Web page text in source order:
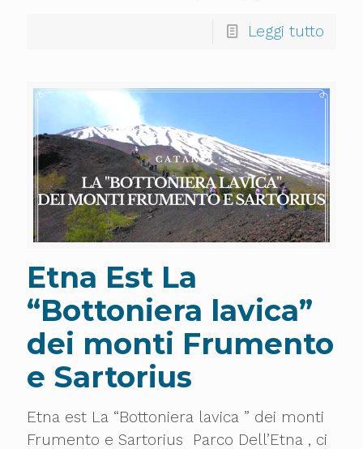
Leggi tutto
Etna Est La
“Bottoniera lavica”
dei monti Frumento
e Sartorius
Etna est La “Bottoniera lavica ” dei monti
Frumento e Sartorius Parco Dell’Etna , ci